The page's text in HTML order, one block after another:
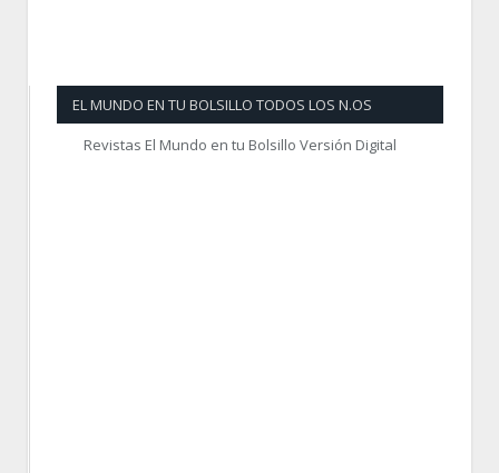
EL MUNDO EN TU BOLSILLO TODOS LOS N.OS
Revistas El Mundo en tu Bolsillo Versión Digital